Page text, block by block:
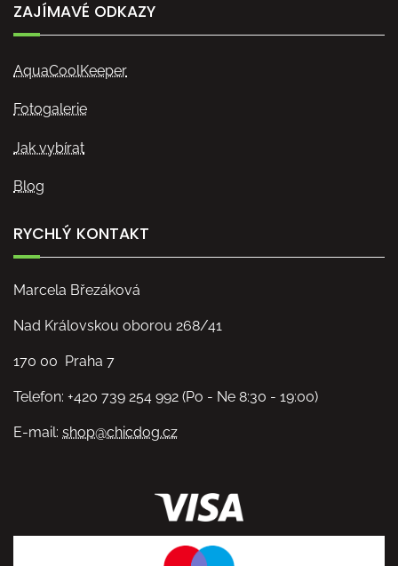
ZAJÍMAVÉ ODKAZY
AquaCoolKeeper
Fotogalerie
Jak vybírat
Blog
RYCHLÝ KONTAKT
Marcela Březáková
Nad Královskou oborou 268/41
170 00 Praha 7
Telefon: +420 739 254 992 (Po - Ne 8:30 - 19:00)
E-mail: shop@chicdog.cz